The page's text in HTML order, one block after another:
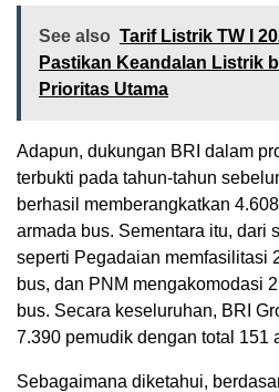
See also Tarif Listrik TW I
Pastikan Keandalan Listrik
Prioritas Utama
Adapun, dukungan BRI dalam
terbukti pada tahun-tahun
berhasil memberangkatkan
armada bus. Sementara itu, dari
seperti Pegadaian memfasilitasi
bus, dan PNM mengakomodasi
bus. Secara keseluruhan, BRI
7.390 pemudik dengan total 151
Sebagaimana diketahui,